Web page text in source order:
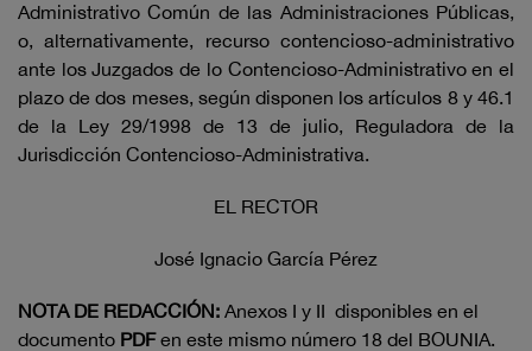
Administrativo Común de las Administraciones Públicas,
o, alternativamente, recurso contencioso-administrativo
ante los Juzgados de lo Contencioso-Administrativo en el
plazo de dos meses, según disponen los artículos 8 y 46.1
de la Ley 29/1998 de 13 de julio, Reguladora de la
Jurisdicción Contencioso-Administrativa.
EL RECTOR
José Ignacio García Pérez
NOTA DE REDACCIÓN: Anexos I y II disponibles en el
documento PDFen este mismo número 18 del BOUNIA.